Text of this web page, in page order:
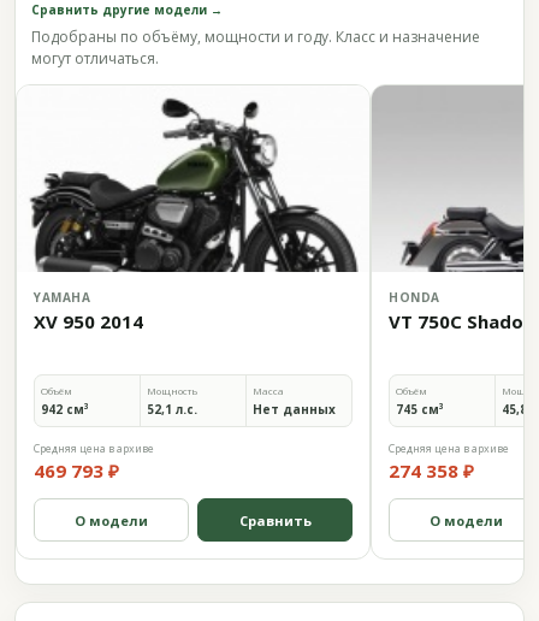
Сравнить другие модели →
Подобраны по объёму, мощности и году. Класс и назначение
могут отличаться.
YAMAHA
XV 950 2014
Объём
942 см³
Мощность
52,1 л.с.
Масса
Нет данных
Средняя цена в архиве
469 793 ₽
О модели Сравнить
HONDA
VT 750C
Объём
745 см³ 45,8
Средняя цена в архиве
274 358 ₽
О модели